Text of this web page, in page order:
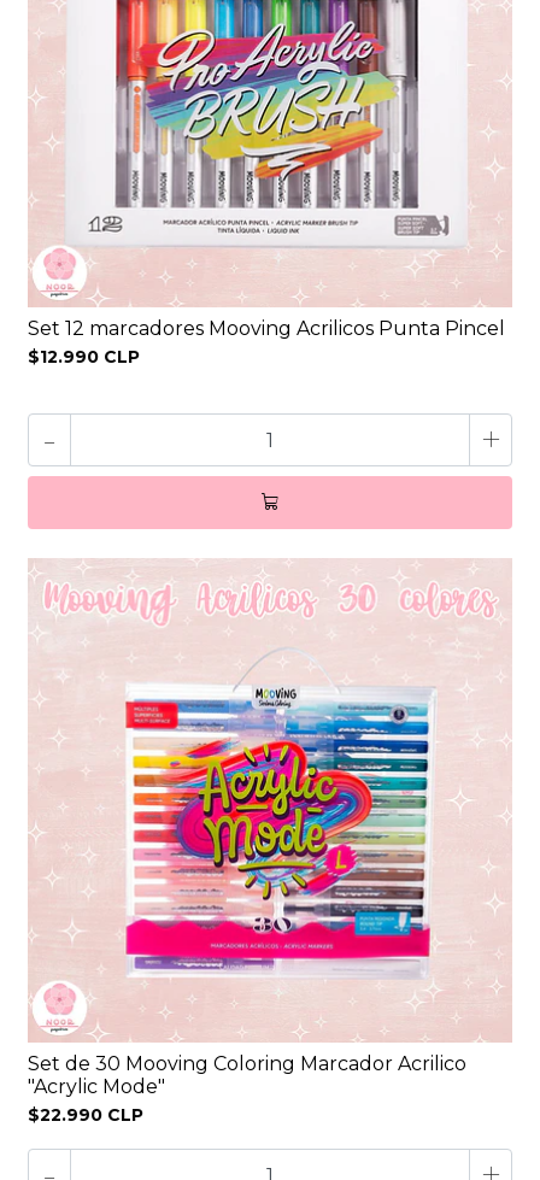
Set 12 marcadores Mooving Acrilicos Punta Pincel
$12.990 CLP
- +
Set de 30 Mooving Coloring Marcador Acrilico
"Acrylic Mode"
$22.990 CLP